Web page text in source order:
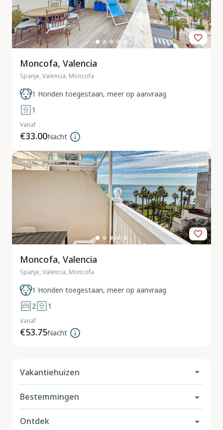
Moncofa, Valencia
Spanje, Valencia, Moncofa
1 Honden toegestaan, meer op aanvraag
1
Vanaf
€33.00Nacht
Moncofa, Valencia
Spanje, Valencia, Moncofa
1 Honden toegestaan, meer op aanvraag
2
1
Vanaf
€53.75Nacht
Vakantiehuizen
Vakantiehuis met hond
Bestemmingen
Nederland
Ontdek